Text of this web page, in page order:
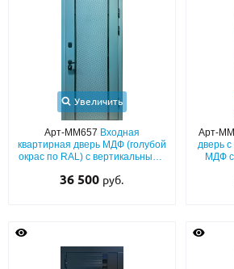
С реечным дизайном
ПО НАЗНАЧЕНИЮ
ПО ОСОБЕННОСТЯМ
ПО КОНСТРУКЦИИ
Популярные двери
Двери со скидкой
ДВЕРИ С ТЕРМОРАЗРЫВОМ
Увеличить
Арт-ММ657 Входная
квартирная дверь МДФ (голубой
окрас по RAL) с вертикальными
36 500 руб.
Арт-
дверь
МДФ с